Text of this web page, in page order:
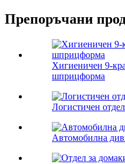
Препоръчани
Хигиеничен 9-
шприцформа
Логистичен отдел
Автомобилна